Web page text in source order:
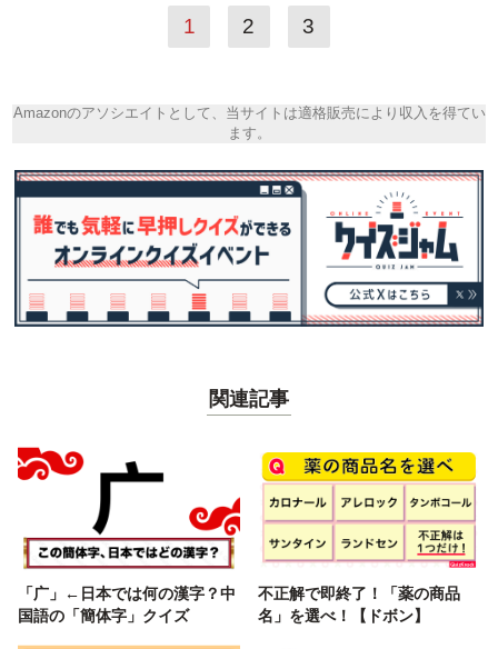
1 2 3
Amazonのアソシエイトとして、当サイトは適格販売により収入を得てい
ます。
関連記事
「广」←日本では何の漢字？中
国語の「簡体字」クイズ
不正解で即終了！「薬の商品
名」を選べ！【ドボン】